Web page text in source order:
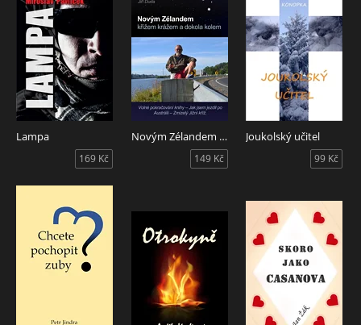
Lampa
169 Kč
Novým Zélandem křížem krážem a dokola kolem
149 Kč
Joukolský učitel
99 Kč